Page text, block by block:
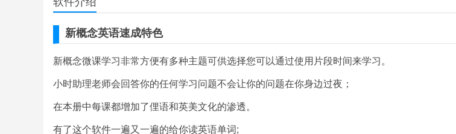
新概念英语速成特色
新概念微课学习非常方便有多种主题可供选择您可以通过使用片段时间来学习。
小时助理老师会回答你的任何学习问题不会让你的问题在你身边过夜；
在本册中每课都增加了俚语和英美文化的渗透。
有了这个软件一遍又一遍的给你读英语单词;